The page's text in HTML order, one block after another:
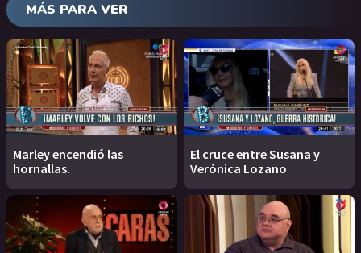
MÁS PARA VER
Marley encendió las
hornallas.
El cruce entre Susana y
Verónica Lozano